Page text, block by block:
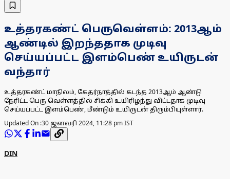
உத்தரகண்ட் பெருவெள்ளம்: 2013ஆம்
ஆண்டில் இறந்ததாக முடிவு
செய்யப்பட்ட இளம்பெண் உயிருடன்
வந்தார்
உத்தரகண்ட் மாநிலம், கேதர்நாத்தில் கடந்த 2013ஆம் ஆண்டு
நேரிட்ட பெரு வெள்ளத்தில் சிக்கி உயிரிழந்து விட்டதாக முடிவு
செய்யப்பட்ட இளம்பெண், மீண்டும் உயிருடன் திரும்பியுள்ளார்.
Updated On :30 ஜனவரி 2024, 11:28 pm IST
DIN